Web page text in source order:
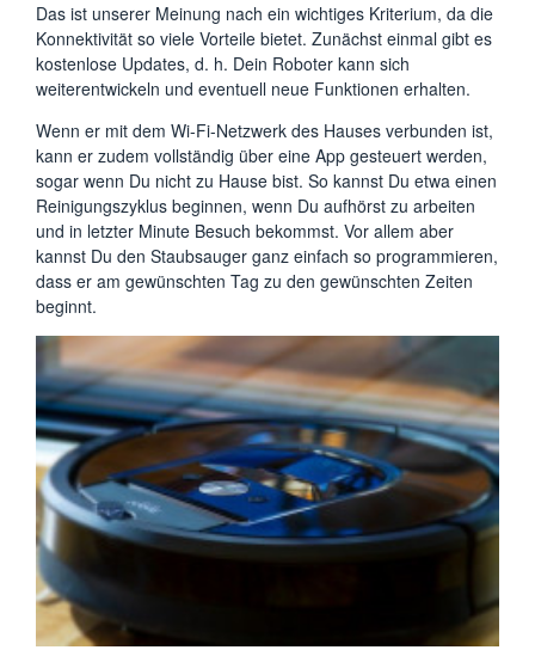
Das ist unserer Meinung nach ein wichtiges Kriterium, da die
Konnektivität so viele Vorteile bietet. Zunächst einmal gibt es
kostenlose Updates, d. h. Dein Roboter kann sich
weiterentwickeln und eventuell neue Funktionen erhalten.
Wenn er mit dem Wi-Fi-Netzwerk des Hauses verbunden ist,
kann er zudem vollständig über eine App gesteuert werden,
sogar wenn Du nicht zu Hause bist. So kannst Du etwa einen
Reinigungszyklus beginnen, wenn Du aufhörst zu arbeiten
und in letzter Minute Besuch bekommst. Vor allem aber
kannst Du den Staubsauger ganz einfach so programmieren,
dass er am gewünschten Tag zu den gewünschten Zeiten
beginnt.